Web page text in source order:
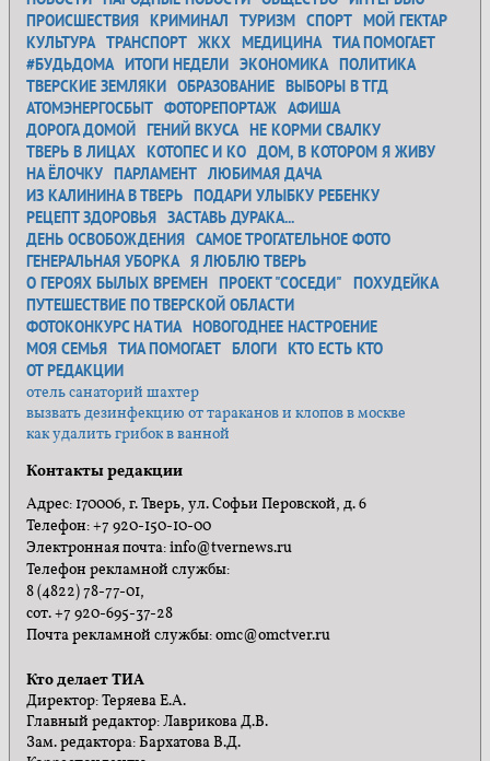
ПРОИСШЕСТВИЯ
КРИМИНАЛ ТУРИЗМ СПОРТ
МОЙ ГЕКТАР
КУЛЬТУРА ТРАНСПОРТ ЖКХ МЕДИЦИНА ТИА ПОМОГАЕТ
#БУДЬДОМА
ИТОГИ НЕДЕЛИ ЭКОНОМИКА
ПОЛИТИКА
ТВЕРСКИЕ ЗЕМЛЯКИ
ОБРАЗОВАНИЕ
ВЫБОРЫ В ТГД
АТОМЭНЕРГОСБЫТ ФОТОРЕПОРТАЖ АФИША
ДОРОГА ДОМОЙ
ГЕНИЙ ВКУСА
НЕ КОРМИ СВАЛКУ
ТВЕРЬ В ЛИЦАХ
КОТОПЕС И КО ДОМ, В КОТОРОМ Я ЖИВУ
НА ЁЛОЧКУ
ПАРЛАМЕНТ ЛЮБИМАЯ ДАЧА
ИЗ КАЛИНИНА В ТВЕРЬ
ПОДАРИ УЛЫБКУ РЕБЕНКУ
РЕЦЕПТ ЗДОРОВЬЯ
ЗАСТАВЬ ДУРАКА...
ДЕНЬ ОСВОБОЖДЕНИЯ
САМОЕ ТРОГАТЕЛЬНОЕ ФОТО
ГЕНЕРАЛЬНАЯ УБОРКА Я ЛЮБЛЮ ТВЕРЬ
О ГЕРОЯХ БЫЛЫХ ВРЕМЕН
ПРОЕКТ "СОСЕДИ"
ПОХУДЕЙКА
ПУТЕШЕСТВИЕ ПО ТВЕРСКОЙ ОБЛАСТИ
ФОТОКОНКУРС НА ТИА
НОВОГОДНЕЕ НАСТРОЕНИЕ
МОЯ СЕМЬЯ
ТИА ПОМОГАЕТ БЛОГИ
КТО ЕСТЬ КТО
ОТ РЕДАКЦИИ
отель санаторий шахтер
вызвать дезинфекцию от тараканов и клопов в москве
как удалить грибок в ванной
Контакты редакции
Адрес: 170006, г. Тверь, ул. Софьи Перовской, д. 6
Телефон: +7 920-150-10-00
Электронная почта: info@tvernews.ru
Телефон рекламной службы:
8 (4822) 78-77-01,
сот. +7 920-695-37-28
Почта рекламной службы: omc@omctver.ru
Кто делает ТИА
Директор: Теряева Е.А.
Главный редактор: Лаврикова Д.В.
Зам. редактора: Бархатова В.Д.